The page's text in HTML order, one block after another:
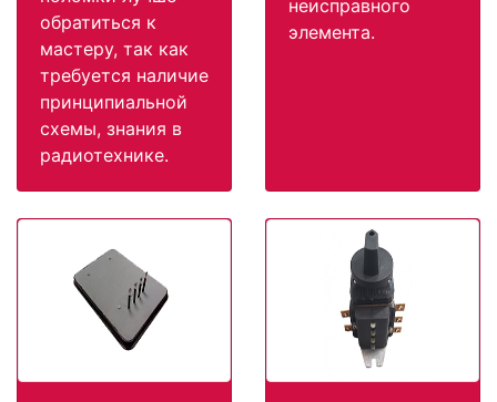
обратиться к
мастеру, так как
требуется наличие
принципиальной
схемы, знания в
радиотехнике.
неисправного
элемента.